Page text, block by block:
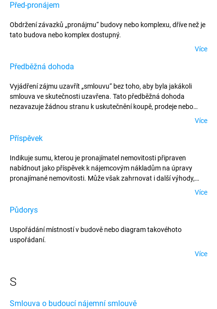
Před-pronájem
Obdržení závazků „pronájmu“ budovy nebo komplexu, dříve než je
tato budova nebo komplex dostupný.
Více
Předběžná dohoda
Vyjádření zájmu uzavřít „smlouvu“ bez toho, aby byla jakákoli
smlouva ve skutečnosti uzavřena. Tato předběžná dohoda
nezavazuje žádnou stranu k uskutečnění koupě, prodeje nebo
Více
Příspěvek
Indikuje sumu, kterou je pronajímatel nemovitosti připraven
nabídnout jako příspěvek k nájemcovým nákladům na úpravy
pronajímané nemovitosti. Může však zahrnovat i další výhody,
Více
Půdorys
Uspořádání místností v budově nebo diagram takovéhoto
uspořádaní.
Více
S
Smlouva o budoucí nájemní smlouvě